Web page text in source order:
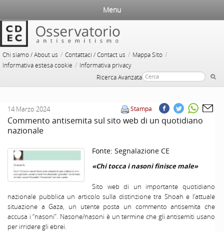
Chi siamo / About us / Contattaci / Contact us / Mappa Sito /
Informativa estesa cookie / Informativa privacy
Ricerca Avanzata
Menu
Stampa
14 Marzo 2024
Commento antisemita sul sito web di un quotidiano
nazionale
Fonte: Segnalazione CE
«Chi tocca i nasoni finisce male»
Sito web di un importante quotidiano
nazionale pubblica un articolo sulla distinzione tra Shoah e l’attuale
situazione a Gaza, un utente posta un commento antisemita che
accusa i “nasoni”. Nasone/nasoni è un termine che gli antisemiti usano
per irridere gli ebrei.